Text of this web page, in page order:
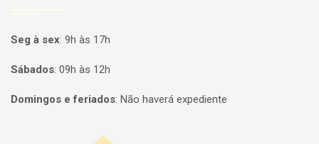
Seg à sex: 9h às 17h
Sábados: 09h às 12h
Domingos e feriados: Não haverá expediente